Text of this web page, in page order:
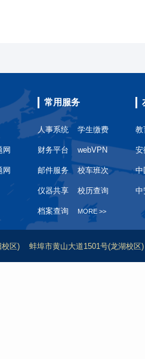
网
网
常用服务
人事系统
财务平台
邮件服务
仪器共享
档案查询
学生缴费
webVPN
校车班次
校历查询
MORE >>
教
安
中
中
校区) 蚌埠市黄山大道1501号(龙湖